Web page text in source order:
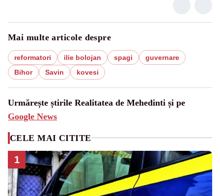
Mai multe articole despre
reformatori ilie bolojan spagi
guvernare
Bihor
Savin kovesi
Urmărește știrile Realitatea de Mehedinti și pe
Google News
CELE MAI CITITE
1